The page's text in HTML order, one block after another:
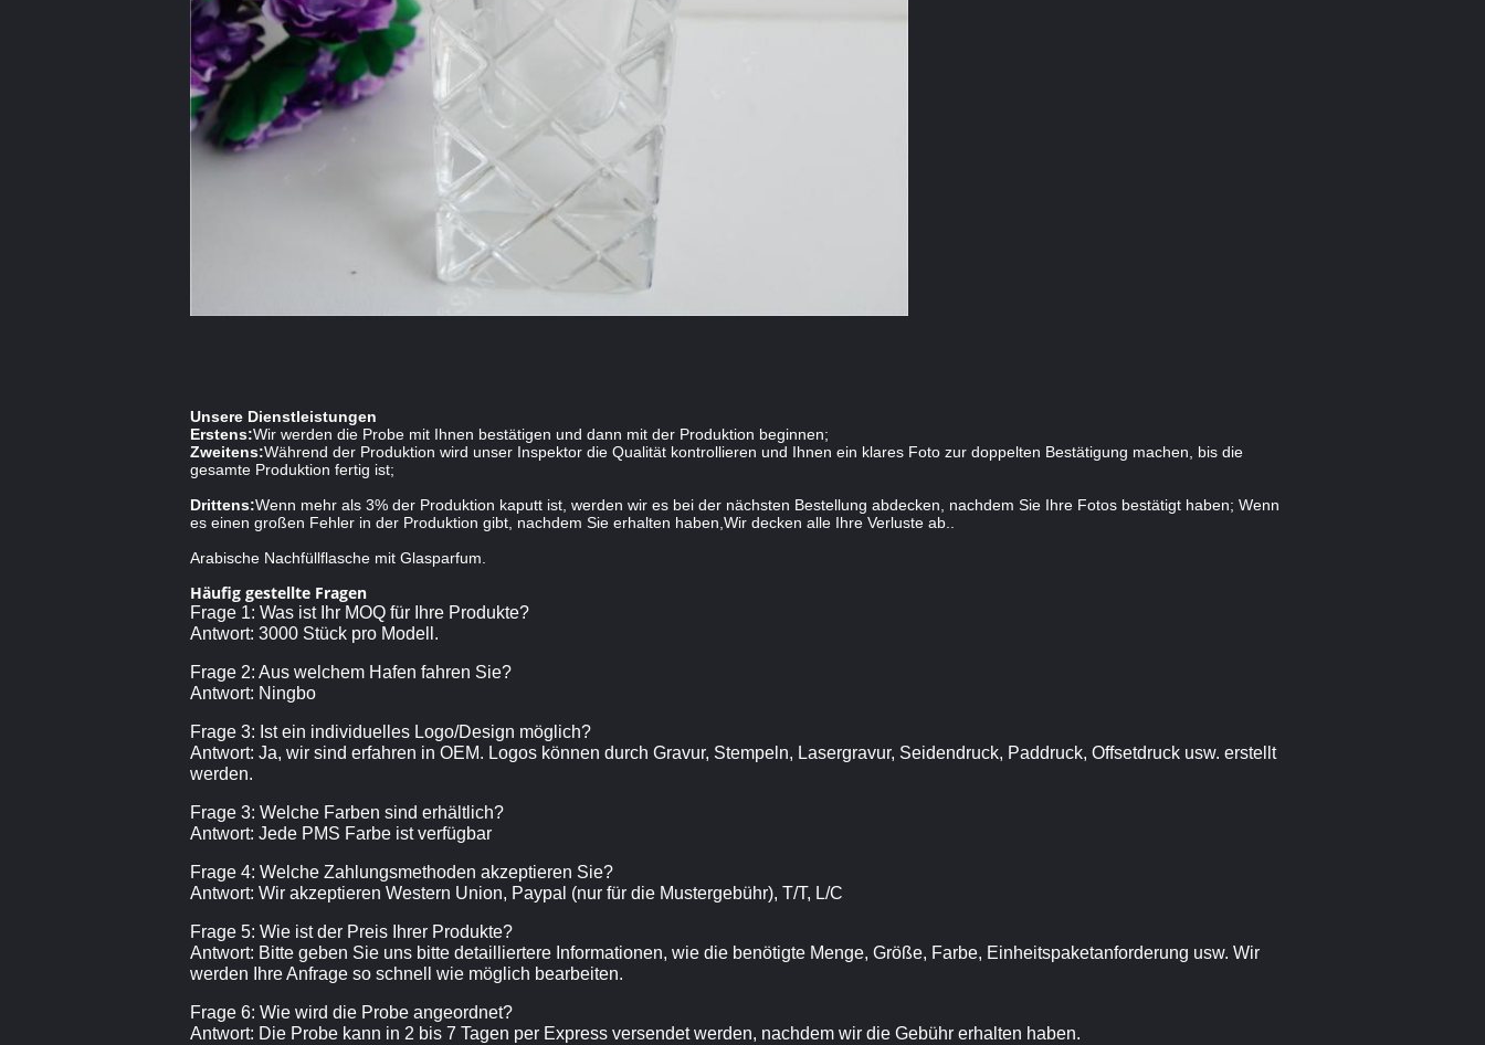
Unsere Dienstleistungen
Erstens:Wir werden die Probe mit Ihnen bestätigen und dann mit der Produktion beginnen;
Zweitens:Während der Produktion wird unser Inspektor die Qualität kontrollieren und Ihnen ein klares Foto zur doppelten Bestätigung machen, bis die
gesamte Produktion fertig ist;
Drittens:Wenn mehr als 3% der Produktion kaputt ist, werden wir es bei der nächsten Bestellung abdecken, nachdem Sie Ihre Fotos bestätigt haben; Wenn
es einen großen Fehler in der Produktion gibt, nachdem Sie erhalten haben,Wir decken alle Ihre Verluste ab..
Arabische Nachfüllflasche mit Glasparfum.
Häufig gestellte Fragen
Frage 1: Was ist Ihr MOQ für Ihre Produkte?
Antwort: 3000 Stück pro Modell.
Frage 2: Aus welchem Hafen fahren Sie?
Antwort: Ningbo
Frage 3: Ist ein individuelles Logo/Design möglich?
Antwort: Ja, wir sind erfahren in OEM. Logos können durch Gravur, Stempeln, Lasergravur, Seidendruck, Paddruck, Offsetdruck usw. erstellt
werden.
Frage 3: Welche Farben sind erhältlich?
Antwort: Jede PMS Farbe ist verfügbar
Frage 4: Welche Zahlungsmethoden akzeptieren Sie?
Antwort: Wir akzeptieren Western Union, Paypal (nur für die Mustergebühr), T/T, L/C
Frage 5: Wie ist der Preis Ihrer Produkte?
Antwort: Bitte geben Sie uns bitte detailliertere Informationen, wie die benötigte Menge, Größe, Farbe, Einheitspaketanforderung usw. Wir
werden Ihre Anfrage so schnell wie möglich bearbeiten.
Frage 6: Wie wird die Probe angeordnet?
Antwort: Die Probe kann in 2 bis 7 Tagen per Express versendet werden, nachdem wir die Gebühr erhalten haben.